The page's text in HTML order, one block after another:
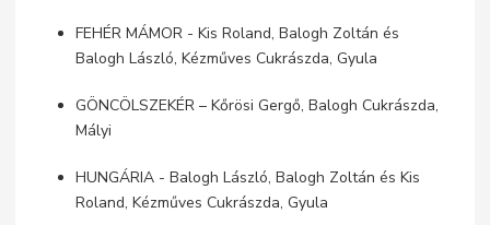
FEHÉR MÁMOR - Kis Roland, Balogh Zoltán és
Balogh László, Kézműves Cukrászda, Gyula
GÖNCÖLSZEKÉR – Kőrösi Gergő, Balogh Cukrászda,
Mályi
HUNGÁRIA - Balogh László, Balogh Zoltán és Kis
Roland, Kézműves Cukrászda, Gyula